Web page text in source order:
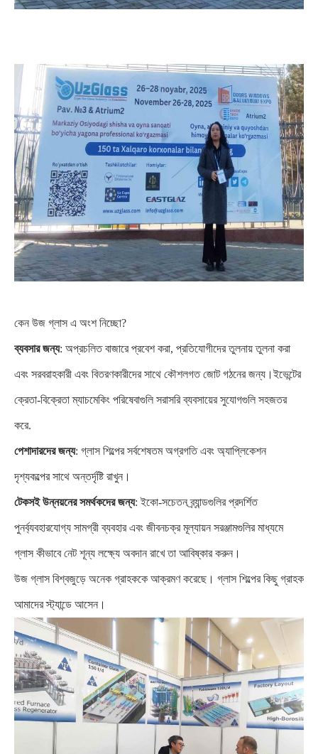
কেন উজ গ্লাস এ অংশ নিচ্ছো?
ব্যবসার জন্য: অপ্রচলিত বাজারে প্রবেশ করা, প্রতিযোগীদের তুলনায় তুলনা করা
এবং সরবরাহকারী এবং বিতরণকারীদের সাথে কৌশলগত জোট গঠনের জন্য।ইভেন্টের
ক্রেতা-বিক্রেতা ম্যাচমেকিং পরিষেবাগুলি সরাসরি ব্যবসায়ের সুযোগগুলি সহজতর
করে.
পেশাদারদের জন্য: গ্লাস শিল্পের সর্বশেষতম অগ্রগতি এবং অ্যাপ্লিকেশন
দৃশ্যকল্পের সাথে অন্তর্দৃষ্টি রাখুন।
টেকসই উন্নয়নের সমর্থকদের জন্য: ইকো-সচেতন ব্র্যান্ডগুলির প্রদর্শিত
পুনর্ব্যবহারযোগ্য সামগ্রী ব্যবহার এবং জীবনচক্র মূল্যায়ন সরঞ্জামগুলির মাধ্যমে
গ্লাস কীভাবে নেট শূন্য লক্ষ্যে অবদান রাখে তা আবিষ্কার করুন।
উজ গ্লাস বিশ্বজুড়ে অনেক গ্রাহককে আক্রমণ করেছে। গ্লাস শিল্পের কিছু গ্রাহক
আমাদের স্ট্যান্ডে আসেন।